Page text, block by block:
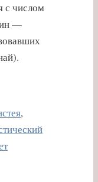
с числом
—
,